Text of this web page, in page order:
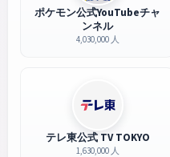
ポケモン公式YouTubeチャ
ンネル
4,030,000 人
テレ東公式 TV TOKYO
1,630,000 人